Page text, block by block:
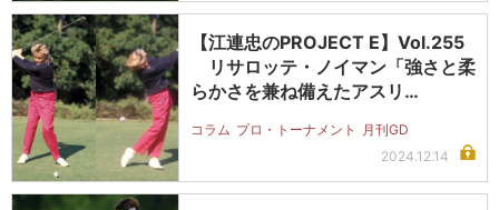
【江連忠のPROJECT E】Vol.255
リサロッテ・ノイマン「強さと柔
らかさを兼ね備えたアスリ…
コラム プロ・トーナメント
月刊GD
2024.12.14